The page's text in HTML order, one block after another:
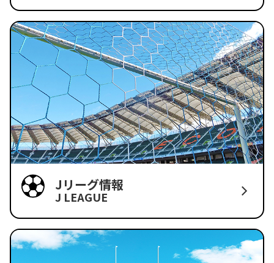
Jリーグ情報
J LEAGUE